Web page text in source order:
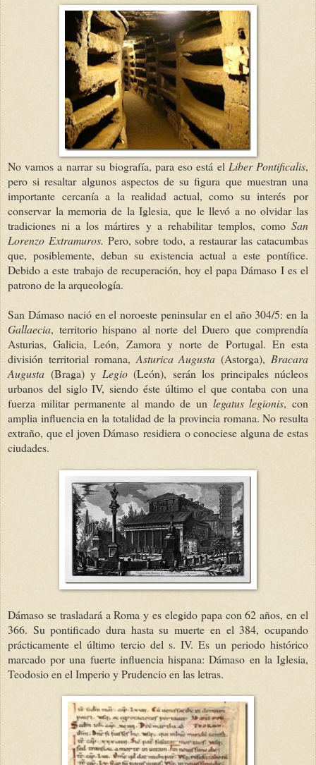
No vamos a narrar su biografía, para eso está el Liber Pontificalis,
pero si resaltar algunos aspectos de su figura que muestran una
importante cercanía a la realidad actual, como su interés por
conservar la memoria de la Iglesia, que le llevó a no olvidar las
tradiciones ni a los mártires y a rehabilitar templos, como San
Lorenzo Extramuros. Pero, sobre todo, a restaurar las catacumbas
que, posiblemente, deban su existencia actual a este pontífice.
Debido a este trabajo de recuperación, hoy el papa Dámaso I es el
patrono de la arqueología.
San Dámaso nació en el noroeste peninsular en el año 304/5: en la
Gallaecia, territorio hispano al norte del Duero que comprendía
Asturias, Galicia, León, Zamora y norte de Portugal. En esta
división territorial romana, Asturica Augusta (Astorga), Bracara
Augusta (Braga) y Legio(León), serán los principales núcleos
urbanos del siglo IV, siendo éste último el que contaba con una
fuerza militar permanente al mando de un legatus legionis, con
amplia influencia en la totalidad de la provincia romana. No resulta
extraño, que el joven Dámaso residiera o conociese alguna de estas
ciudades.
Dámaso se trasladará a Roma y es elegido papa con 62 años, en el
366. Su pontificado dura hasta su muerte en el 384, ocupando
prácticamente el último tercio del s. IV. Es un periodo histórico
marcado por una fuerte influencia hispana: Dámaso en la Iglesia,
Teodosio en el Imperio y Prudencio en las letras.